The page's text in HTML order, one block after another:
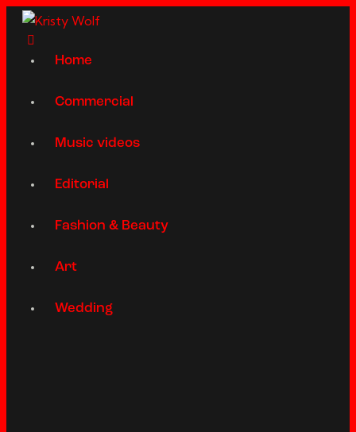
Home
Commercial
Music videos
Editorial
Fashion & Beauty
Art
Wedding